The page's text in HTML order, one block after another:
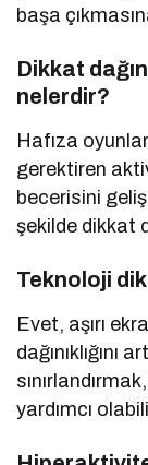
başa
Dikkat
nelerdir?
Hafıza
gerektiren
becerisini
şekilde dikkat
Teknoloji
Evet, aşırı
dağınıklığını
yardımcı